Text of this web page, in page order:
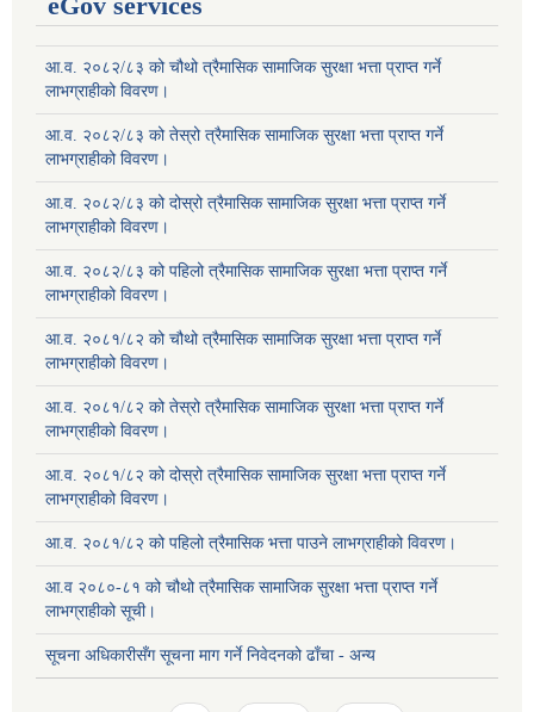
आ.व. २०८२/८३ को चौथो त्रैमासिक सामाजिक सुरक्षा भत्ता प्राप्त गर्ने
लाभग्राहीको विवरण।
आ.व. २०८२/८३ को तेस्रो त्रैमासिक सामाजिक सुरक्षा भत्ता प्राप्त गर्ने
लाभग्राहीको विवरण।
आ.व. २०८२/८३ को दोस्रो त्रैमासिक सामाजिक सुरक्षा भत्ता प्राप्त गर्ने
लाभग्राहीको विवरण।
आ.व. २०८२/८३ को पहिलो त्रैमासिक सामाजिक सुरक्षा भत्ता प्राप्त गर्ने
लाभग्राहीको विवरण।
आ.व. २०८१/८२ को चौथो त्रैमासिक सामाजिक सुरक्षा भत्ता प्राप्त गर्ने
लाभग्राहीको विवरण।
आ.व. २०८१/८२ को तेस्रो त्रैमासिक सामाजिक सुरक्षा भत्ता प्राप्त गर्ने
लाभग्राहीको विवरण।
आ.व. २०८१/८२ को दोस्रो त्रैमासिक सामाजिक सुरक्षा भत्ता प्राप्त गर्ने
लाभग्राहीको विवरण।
आ.व. २०८१/८२ को पहिलो त्रैमासिक भत्ता पाउने लाभग्राहीको विवरण।
आ.व २०८०-८१ को चौथो त्रैमासिक सामाजिक सुरक्षा भत्ता प्राप्त गर्ने
लाभग्राहीको सूची।
सूचना अधिकारीसँग सूचना माग गर्ने निवेदनको ढाँचा - अन्य